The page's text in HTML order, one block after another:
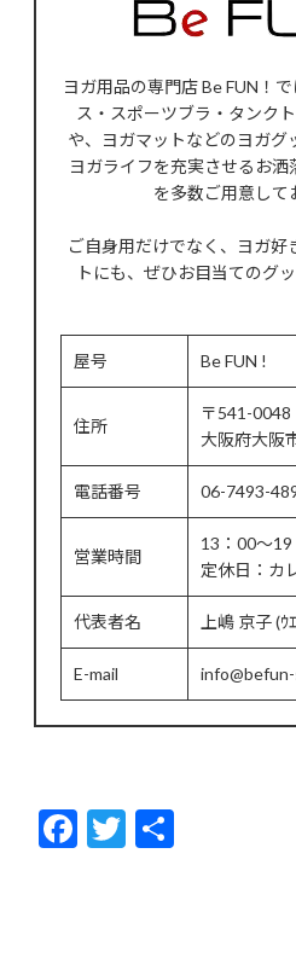
ヨガ用品の専門店 Be FUN！
ス・スポーツブラ・タンク
や、ヨガマットなどのヨガグ
ヨガライフを充実させるお
を多数ご用意し
ご自身用だけでなく、ヨガ好
トにも、ぜひお目当てのグ
屋号 Be FUN !
住所
〒541-0048
大阪府大阪
電話番号 06-7493-
営業時間
13：00～
定休日：カ
代表者名 上嶋 京子 (ｳ
E-mail
F
T